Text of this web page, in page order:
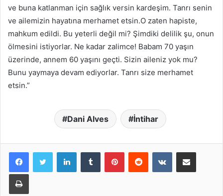
ve buna katlanman için sağlık versin kardeşim. Tanrı senin
ve ailemizin hayatına merhamet etsin.O zaten hapiste,
mahkum edildi. Bu yeterli değil mi? Şimdiki delilik şu, onun
ölmesini istiyorlar. Ne kadar zalimce! Babam 70 yaşın
üzerinde, annem 60 yaşını geçti. Sizin aileniz yok mu?
Bunu yaymaya devam ediyorlar. Tanrı size merhamet
etsin.”
Dani Alves İntihar
LinkedInTumblr PinterestReddit VKontakteE-Posta ile paylaş
Yazdır